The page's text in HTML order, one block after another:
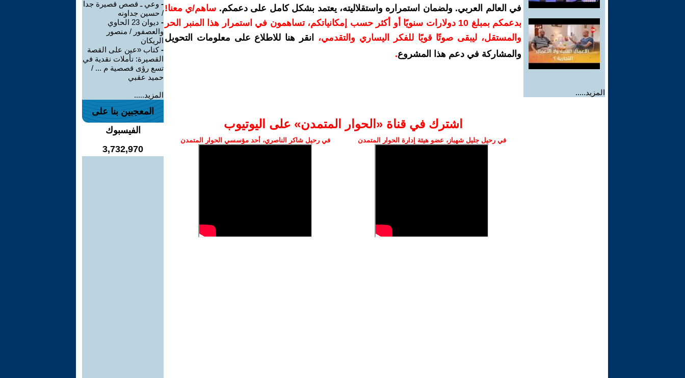
المزيد.....
في العالم العربي. ولضمان استمراره واستقلاليته، يعتمد بشكل كامل على دعمكم. ساهم/ي معنا!
بدعمكم بمبلغ 10 دولارات سنويًا أو أكثر حسب إمكانياتكم، تساهمون في استمرار هذا المنبر الحر
والمستقل، ليبقى صوتًا قويًا للفكر اليساري والتقدمي،
انقر هنا للاطلاع على معلومات التحويل
والمشاركة في دعم هذا المشروع.
اشترك في قناة ‫«الحوار المتمدن» على اليوتيوب
في رحيل جليل شهباز، عضو هيئة إدارة الحوار المتمدن في رحيل شاكر الناصري، أحد مؤسسي الحوار المتمدن
- وعي ـ قصص قصيرة جدا
/ حسين جداونه
-
ديوان 23 الحاوي
والعصفور / منصور
الريكان
-كتاب «عين على القصة
القصيرة: تأملات نقدية في
تسع رؤى قصصية م ... /
حميد عقبي
المزيد.....
المعجبين بنا على
الفيسبوك
3,732,970